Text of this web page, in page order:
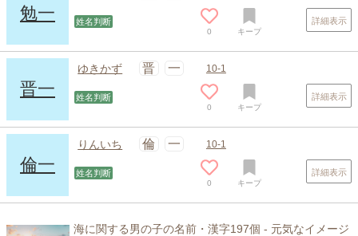
勉一 姓名判断
0 キープ
詳細表示
晋一
ゆきかず 晋 一 10-1
姓名判断
0 キープ
詳細表示
倫一
りんいち 倫 一 10-1
姓名判断
0 キープ
詳細表示
海に関する男の子の名前・漢字197個 - 元気なイメージ